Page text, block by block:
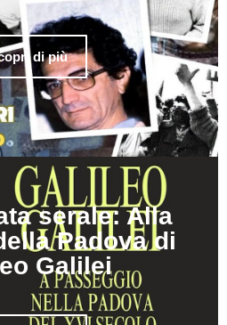
di più
serale: Alla
Padova di
Galilei